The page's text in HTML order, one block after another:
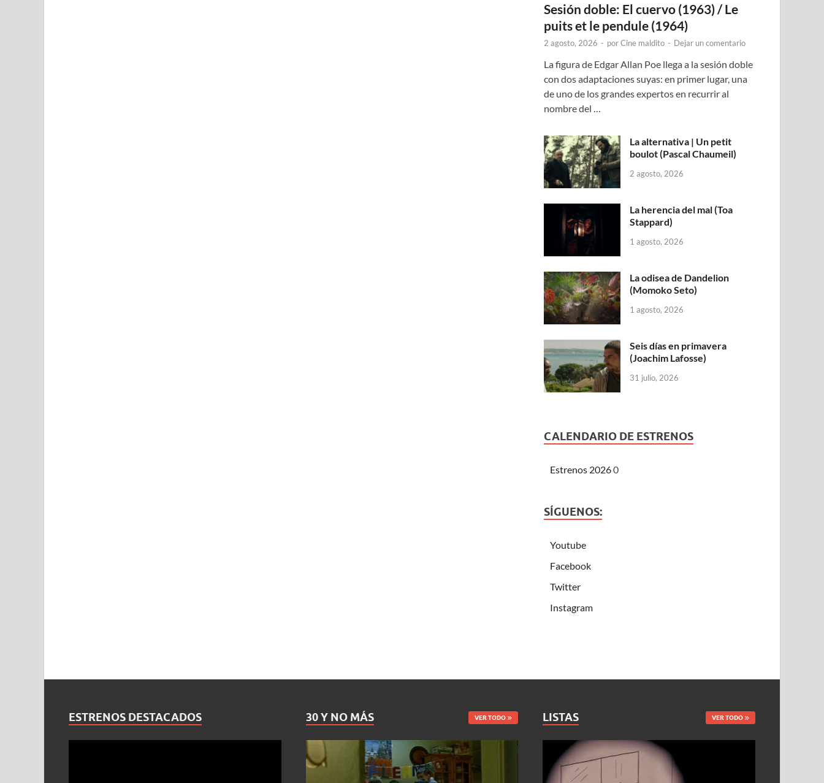
Sesión doble: El cuervo (1963) / Le
puits et le pendule (1964)
2 agosto, 2026 - porCine maldito - Dejar un comentario
La figura de Edgar Allan Poe llega a la sesión doble
con dos adaptaciones suyas: en primer lugar, una
de uno de los grandes expertos en recurrir al
nombre del …
La alternativa | Un petit
boulot (Pascal Chaumeil)
2 agosto, 2026
La herencia del mal (Toa
Stappard)
1 agosto, 2026
La odisea de Dandelion
(Momoko Seto)
1 agosto, 2026
Seis días en primavera
(Joachim Lafosse)
31 julio, 2026
CALENDARIO DE ESTRENOS
Estrenos 20260
SÍGUENOS:
Youtube
Facebook
Twitter
Instagram
ESTRENOS DESTACADOS 30 Y NO MÁS VER TODO LISTAS VER TODO